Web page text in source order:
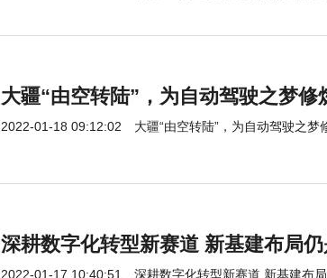
大疆“由空转陆”，为自动驾驶之梦修
2022-01-18 09:12:02 大疆“由空转陆”，为自动驾驶之梦
深耕数字化转型新赛道 新基建布局
2022-01-17 10:40:51 深耕数字化转型新赛道 新基建布